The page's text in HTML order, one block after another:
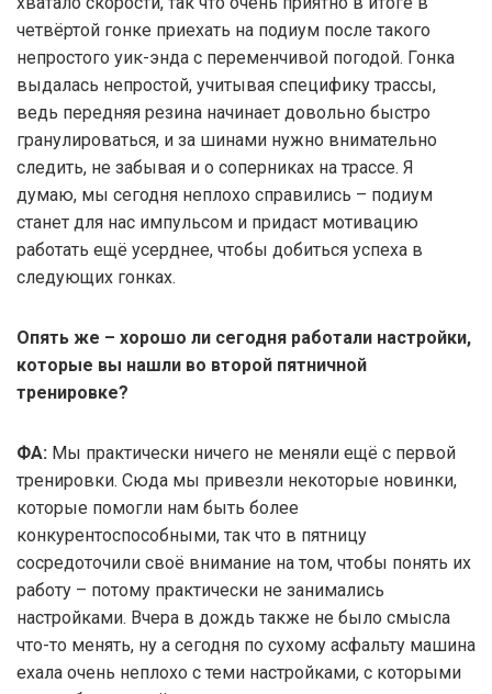
четвёртой гонке приехать на подиум после такого
непростого уик-энда с переменчивой погодой. Гонка
выдалась непростой, учитывая специфику трассы,
ведь передняя резина начинает довольно быстро
гранулироваться, и за шинами нужно внимательно
следить, не забывая и о соперниках на трассе. Я
думаю, мы сегодня неплохо справились – подиум
станет для нас импульсом и придаст мотивацию
работать ещё усерднее, чтобы добиться успеха в
следующих гонках.
Опять же – хорошо ли сегодня работали настройки,
которые вы нашли во второй пятничной
тренировке?
ФА: Мы практически ничего не меняли ещё с первой
тренировки. Сюда мы привезли некоторые новинки,
которые помогли нам быть более
конкурентоспособными, так что в пятницу
сосредоточили своё внимание на том, чтобы понять их
работу – потому практически не занимались
настройками. Вчера в дождь также не было смысла
что-то менять, ну а сегодня по сухому асфальту машина
ехала очень неплохо с теми настройками, с которыми